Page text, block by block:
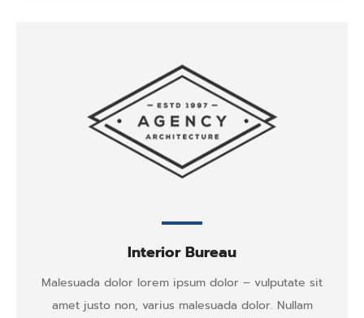
Interior Bureau
Malesuada dolor lorem ipsum dolor – vulputate sit
amet justo non, varius malesuada dolor. Nullam